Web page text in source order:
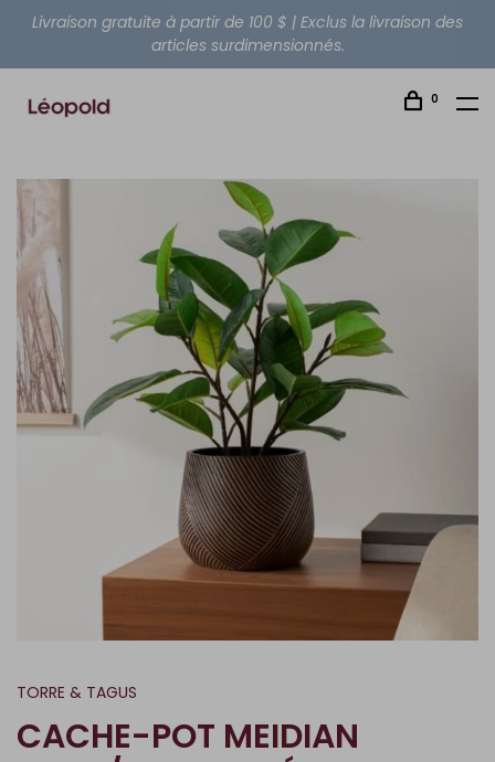
Livraison gratuite à partir de 100 $ | Exclus la livraison des
articles surdimensionnés.
0
TORRE & TAGUS
CACHE-POT MEIDIAN